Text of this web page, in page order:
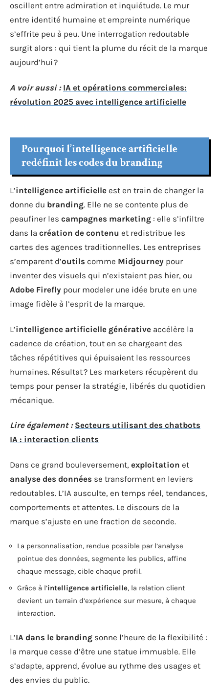
oscillent entre admiration et inquiétude. Le mur
entre identité humaine et empreinte numérique
s’effrite peu à peu. Une interrogation redoutable
surgit alors : qui tient la plume du récit de la marque
aujourd’hui ?
A voir aussi : IA et opérations commerciales:
révolution 2025 avec intelligence artificielle
Pourquoi l’intelligence artificielle
redéfinit les codes du branding
L’intelligence artificielle est en train de changer la
donne du branding. Elle ne se contente plus de
peaufiner les campagnes marketing : elle s’infiltre
dans la création de contenu et redistribue les
cartes des agences traditionnelles. Les entreprises
s’emparent d’outils comme Midjourney pour
inventer des visuels qui n’existaient pas hier, ou
Adobe Firefly pour modeler une idée brute en une
image fidèle à l’esprit de la marque.
L’intelligence artificielle générative accélère la
cadence de création, tout en se chargeant des
tâches répétitives qui épuisaient les ressources
humaines. Résultat ? Les marketers récupèrent du
temps pour penser la stratégie, libérés du quotidien
mécanique.
Lire également : Secteurs utilisant des chatbots
IA : interaction clients
Dans ce grand bouleversement, exploitation et
analyse des données se transforment en leviers
redoutables. L’IA ausculte, en temps réel, tendances,
comportements et attentes. Le discours de la
marque s’ajuste en une fraction de seconde.
La personnalisation, rendue possible par l’analyse
pointue des données, segmente les publics, affine
chaque message, cible chaque profil.
Grâce à l’intelligence artificielle, la relation client
devient un terrain d’expérience sur mesure, à chaque
interaction.
L’IA dans le branding sonne l’heure de la flexibilité :
la marque cesse d’être une statue immuable. Elle
s’adapte, apprend, évolue au rythme des usages et
des envies du public.